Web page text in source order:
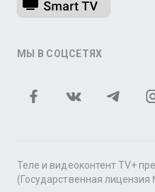
МЫ В СОЦСЕТЯХ
Теле и видеоконтент TV+
(Государственная